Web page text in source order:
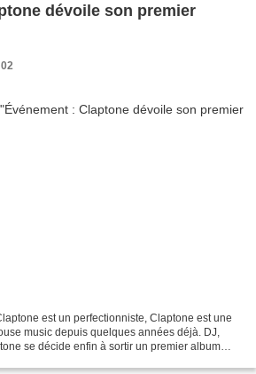
dévoile son premier
est un perfectionniste, Claptone est une
music depuis quelques années déjà. DJ,
se décide enfin à sortir un premier album